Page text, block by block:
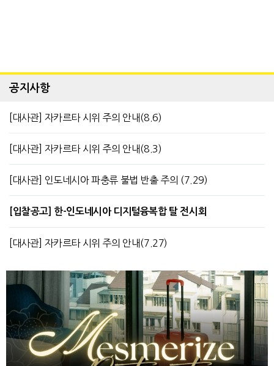
공지사항
[대사관] 자카르타 시위 주의 안내(8.6)
[대사관] 자카르타 시위 주의 안내(8.3)
[대사관] 인도네시아 파충류 불법 반출 주의 (7.29)
[입찰공고] 한-인도네시아 디지털융복합 탈 전시회
[대사관] 자카르타 시위 주의 안내(7.27)